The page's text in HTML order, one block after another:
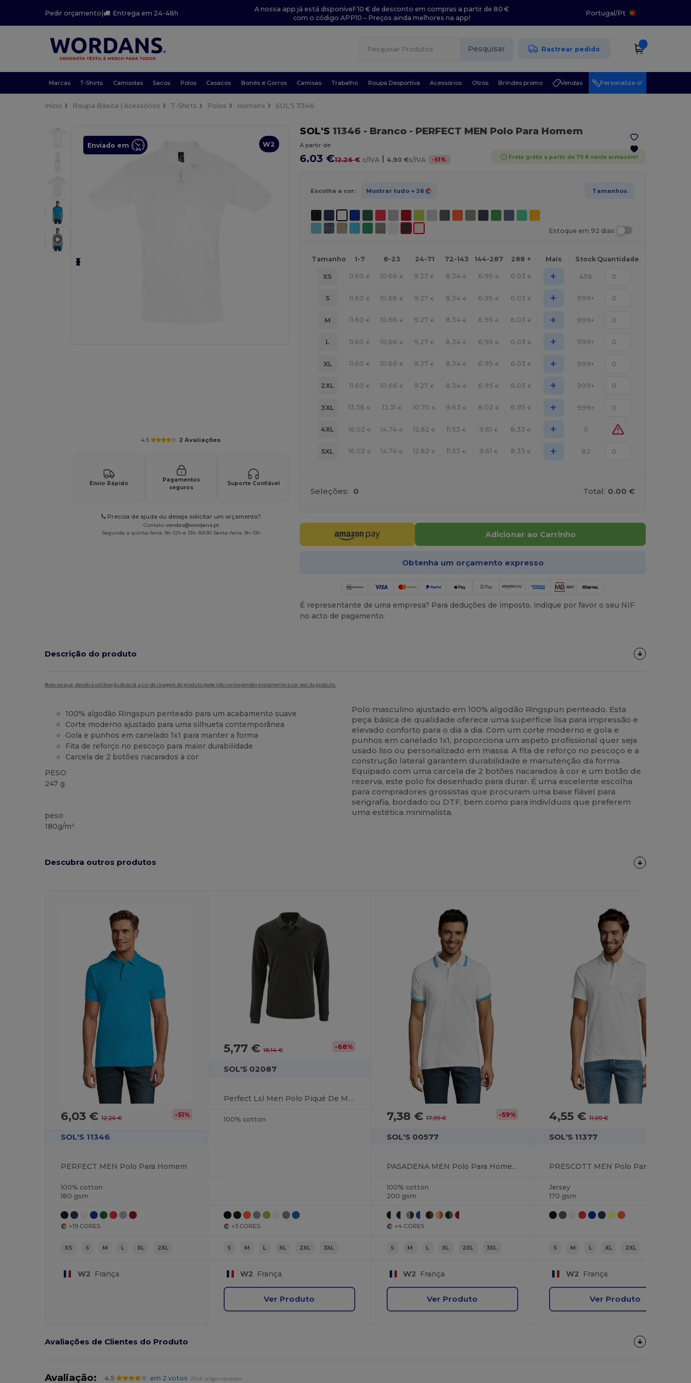
Pedir orçamento| Entrega em 24-48h
A nossa app já está disponível! 10 € de desconto em compras a partir de 80 €
com o código APP10 – Preços ainda melhores na app!
Portugal/Pt
Pesquisar Rastrear pedido
Marcas T-Shirts Camisolas Sacos Polos Casacos Bonés e Gorros Camisas Trabalho Roupa Desportiva Acessórios Otros Brindes promo Vendas Personaliza-o!
Início Roupa Básica | Acessórios T-Shirts Polos Homens SOL'S 11346
W2
Enviado em
4.5 2 Avaliações
Envio Rápido
Pagamentos
seguros
Suporte Confiável
Precisa de ajuda ou deseja solicitar um orçamento?
Contatovendas@wordans.pt
Segunda a quinta-feira: 9h-12h e 13h-16h30 Sexta-feira: 9h-13h
SOL'S 11346 - Branco- PERFECT MEN Polo Para Homem
A partir de
6.03 €12.26 € c/IVA | 4.90 €s/IVA -51% Frete grátis a partir de 79 € neste armazém!
Escolha a cor: Mostrar tudo + 26 Tamanhos
Estoque em 92 dias
Tamanho 1-7 8-23 24-71 72-143 144-287 288 + Mais Stock Quantidade
XS 11.60 € 10.66 € 9.27 € 8.34 € 6.95 € 6.03 € + 458
S 11.60 € 10.66 € 9.27 € 8.34 € 6.95 € 6.03 € + 999+
M 11.60 € 10.66 € 9.27 € 8.34 € 6.95 € 6.03 € + 999+
L 11.60 € 10.66 € 9.27 € 8.34 € 6.95 € 6.03 € + 999+
XL 11.60 € 10.66 € 9.27 € 8.34 € 6.95 € 6.03 € + 999+
2XL 11.60 € 10.66 € 9.27 € 8.34 € 6.95 € 6.03 € + 999+
3XL 13.38 € 12.31 € 10.70 € 9.63 € 8.02 € 6.95 € + 999+
4XL 16.02 € 14.74 € 12.82 € 11.53 € 9.61 € 8.33 € + 0
5XL 16.02 € 14.74 € 12.82 € 11.53 € 9.61 € 8.33 € + 82
Seleções: 0 Total: 0.00 €
Adicionar ao Carrinho
Obtenha um orçamento expresso
É representante de uma empresa? Para deduções de imposto, indique por favor o seu NIF
no acto de pagamento.
Descrição do produto
Note-se que, devido à calibração do ecrã, a cor da imagem do produto pode não corresponder exatamente à cor real do produto.
100% algodão Ringspun penteado para um acabamento suave
Corte moderno ajustado para uma silhueta contemporânea
Gola e punhos em canelado 1x1 para manter a forma
Fita de reforço no pescoço para maior durabilidade
Carcela de 2 botões nacarados à cor
PESO
247 g.
peso
180g/m²
Polo masculino ajustado em 100% algodão Ringspun penteado. Esta
peça básica de qualidade oferece uma superfície lisa para impressão e
elevado conforto para o dia a dia. Com um corte moderno e gola e
punhos em canelado 1x1, proporciona um aspeto profissional quer seja
usado liso ou personalizado em massa. A fita de reforço no pescoço e a
construção lateral garantem durabilidade e manutenção da forma.
Equipado com uma carcela de 2 botões nacarados à cor e um botão de
reserva, este polo foi desenhado para durar. É uma excelente escolha
para compradores grossistas que procuram uma base fiável para
serigrafia, bordado ou DTF, bem como para indivíduos que preferem
uma estética minimalista.
Descubra outros produtos
Personalize-
6,03 €12,26 € -51%
SOL'S 11346
PERFECT MEN Polo Para Homem
100% cotton
180 gsm
+19 CORES
XS S M L XL 2XL
W2 França
5,77 € 18,14 € -68%
SOL'S 02087
Perfect Lsl Men Polo Piqué De Manga Comprida Para Homem
100% cotton
+3 CORES
S M L XL 2XL 3XL
W2 França
Ver Produto
7,38 €17,99 € -59%
SOL'S 00577
PASADENA MEN Polo Para Homem
100% cotton
200 gsm
+4 CORES
S M L XL 2XL 3XL
W2 França
Ver Produto
4,55 €11,09 €
SOL'S 11377
Jersey
170 gsm
S M L XL 2XL
W2 França
Ver Produto
Avaliações de Clientes do Produto
Avaliação: 4.5 em 2 votos 2018 artigos vendidos